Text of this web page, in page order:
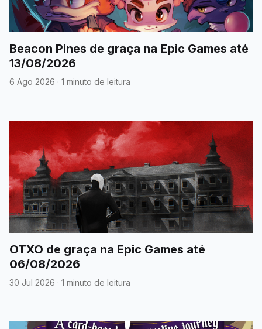
Beacon Pines de graça na Epic Games até
13/08/2026
6 Ago 2026 · 1 minuto de leitura
OTXO de graça na Epic Games até
06/08/2026
30 Jul 2026 · 1 minuto de leitura